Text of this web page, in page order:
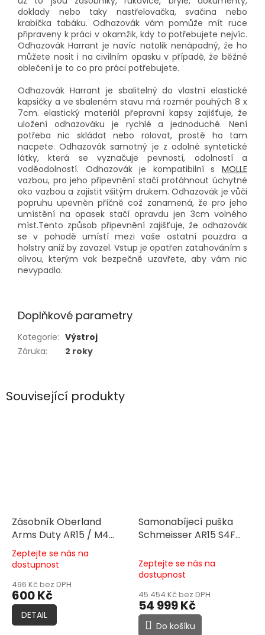
Související produkty
Zásobník Oberland
Arms Duty AR15 / M4
polymerový 30 nábojů s
okénkem
Průměrné
hodnocení
produktu
je
5,0
5
Zeptejte se nás na
dostupnost
496 Kč bez DPH
600 Kč
DETAIL
Samonabíjecí puška
Schmeisser AR15 S4F
Zeptejte se nás na
dostupnost
45 454 Kč bez DPH
54 999 Kč
Do košíku
doklady nebo taky nastřelovačka, svačina nebo
krabička tabáku. Odhazovák vám pomůže mít ruce
připraveny k práci v okamžik, kdy to potřebujete nejvíc.
Odhazovák Harrant je navíc natolik nenápadný, že ho
můžete nosit i na civilním opasku v případě, že běžné
oblečení je to co pro práci potřebujete.
Odhazovák Harrant je sbalitelný do vlastní elastické
kapsičky a ve sbaleném stavu má rozměr pouhých 8 x
7cm. elastický materiál přepravní kapsy zajišťuje, že
uložení odhazováku je rychlé a jednoduché. Není
potřeba nic skládat nebo rolovat, prostě ho tam
nacpete. Odhazovák samotný je z odolné syntetické
látky, která se vyznačuje pevností, odolností a
voděodolností. Odhazovák je kompatibilní s MOLLE
vazbou, pro jeho připevnění stačí protáhnout úchytné
oko vazbou a zajistit všitým drukem. Odhazovák je vůči
popruhu upevněn příčně což zanamená, že pro jeho
umístění na opasek stačí opravdu jen 3cm volného
míst.Tento způsob připevnění zajišťuje, že odhazovák
se v pohodě umístí mezi vaše ostatní pouzdra a
holstry aniž by zavazel. Vstup je opatřen zatahováním s
olivou, kterým vak bezpečně uzavřete, aby vám nic
nevypadlo.
Doplňkové parametry
Kategorie: Výstroj
Záruka: 2 roky